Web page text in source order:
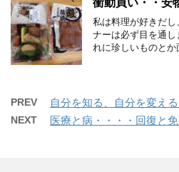
衝動買い・・安
私は料理が好きだ
ナーは必ず目を通
れに珍しいものと
PREV 自分を知る、自分を変え
NEXT 医療と病・・・・回復と